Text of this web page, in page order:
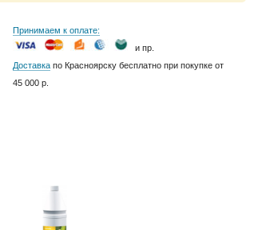
Принимаем к оплате:
и пр.
Доставка по Красноярску бесплатно при покупке от
45 000 р.